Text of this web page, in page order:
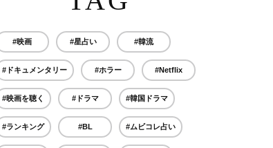
#映画 #星占い #韓流
#ドキュメンタリー #ホラー #Netflix
#映画を聴く #ドラマ #韓国ドラマ
#ランキング #BL #ムビコレ占い